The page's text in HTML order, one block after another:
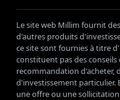
Le site web Millim fournit
d'autres produits
ce site sont fournies à titre
constituent pas des
recommandation d'acheter,
d'investissement particulier.
une offre ou une